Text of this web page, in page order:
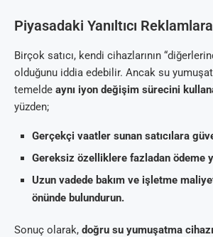
Piyasadaki Yanıltıcı
Birçok satıcı, kendi cihazlarının
olduğunu iddia edebilir. Ancak su
temelde aynı iyon değişim sürecini
yüzden;
Gerçekçi vaatler sunan satıcılara
Gereksiz özelliklere fazladan ödeme
Uzun vadede bakım ve işletme
önünde bulundurun.
Sonuç olarak, doğru su yumuşatma